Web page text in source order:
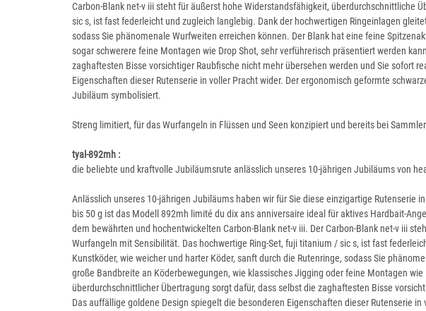
Carbon-Blank net-v iii steht für äußerst hohe Widerstandsfähigkeit,
sic s, ist fast federleicht und zugleich langlebig. Dank der hochwertigen Ringeinlagen
sodass Sie phänomenale Wurfweiten erreichen können. Der Blank hat eine feine
sogar schwerere feine Montagen wie Drop Shot, sehr verführerisch präsentiert werden
zaghaftesten Bisse vorsichtiger Raubfische nicht mehr übersehen werden und Sie sofort
Eigenschaften dieser Rutenserie in voller Pracht wider. Der ergonomisch geformte
Jubiläum symbolisiert.
Streng limitiert, für das Wurfangeln in Flüssen und Seen konzipiert und bereits bei
tyal-892mh :
die beliebte und kraftvolle Jubiläumsrute anlässlich unseres 10-jährigen Jubiläums von
Anlässlich unseres 10-jährigen Jubiläums haben wir für Sie diese einzigartige
bis 50 g ist das Modell 892mh limité du dix ans anniversaire ideal für aktives Hardbait-
dem bewährten und hochentwickelten Carbon-Blank net-v iii. Der Carbon-Blank net-v iii
Wurfangeln mit Sensibilität. Das hochwertige Ring-Set, fuji titanium / sic s, ist fast
Kunstköder, wie weicher und harter Köder, sanft durch die Rutenringe, sodass Sie
große Bandbreite an Köderbewegungen, wie klassisches Jigging oder feine Montagen
überdurchschnittlicher Übertragung sorgt dafür, dass selbst die zaghaftesten Bisse
Das auffällige goldene Design spiegelt die besonderen Eigenschaften dieser Rutenserie